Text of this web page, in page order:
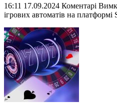
16:11 17.09.2024 Коментарі
ігрових автоматів на платформі